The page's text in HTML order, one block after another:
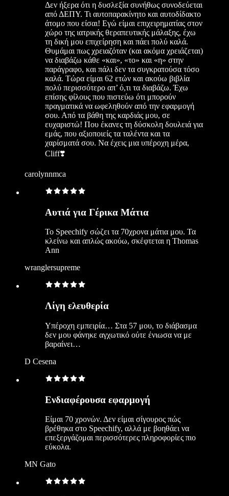
Δεν ήξερα ότι η δυσλεξία συνήθως συνοδεύεται
από ΔΕΠΥ. Τι αυτοπαρακίνητο και αυτοδίδακτο
άτομο που είσαι! Εγώ είμαι επιχειρηματίας στον
χώρο της ιατρικής θεραπευτικής μάλαξης, έχω
τη δική μου επιχείρηση και πάει πολύ καλά.
Θυμάμαι πως χρειαζόταν (και ακόμα χρειάζεται)
να διαβάζω κάθε «και», «το» και «η» στην
παράγραφο, και πάλι δεν τα συγκρατούσα τόσο
καλά. Τώρα είμαι 62 ετών και ακούω βιβλία
πολύ περισσότερο απ’ ό,τι τα διαβάζω. Έχω
επίσης φίλους που πιστεύω ότι μπορούν
πραγματικά να ωφεληθούν από την εφαρμογή
σου. Από τα βάθη της καρδιάς μου, σε
ευχαριστώ! Που έκανες τη δύσκολη δουλειά για
εμάς, που αξιοποιείς τα ταλέντα και τα
χαρίσματά σου. Να έχεις μια υπέροχη μέρα,
Cliff❣️
carolynnmca
Αυτιά για Γέρικα Μάτια
Το Speechify σώζει τα 70χρονα μάτια μου. Τα
κλείνω και απλώς ακούω, σκέφτεται η Thomas
Ann
wranglersupreme
Λίγη ελευθερία
Υπέροχη εμπειρία… Στα 57 μου, το διάβασμα
δεν μου φάνηκε αγχωτικό ούτε ένιωσα να με
βαραίνει…
D Cesena
Ενδιαφέρουσα εφαρμογή
Είμαι 70 χρονών. Δεν είμαι σίγουρος πώς
βρέθηκα στο Speechify, αλλά με βοηθάει να
επεξεργάζομαι περισσότερες πληροφορίες πιο
εύκολα.
MN Gato